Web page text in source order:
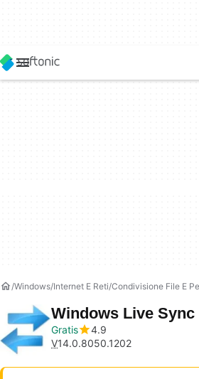
Windows Internet E Reti Condivisione File E
Windows Live Sync
Gratis
4.9
V14.0.8050.1202